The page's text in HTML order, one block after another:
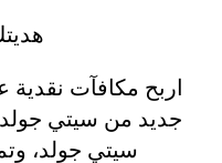
اربح مكافآت
جديد من سيتي
سيتي جولد،